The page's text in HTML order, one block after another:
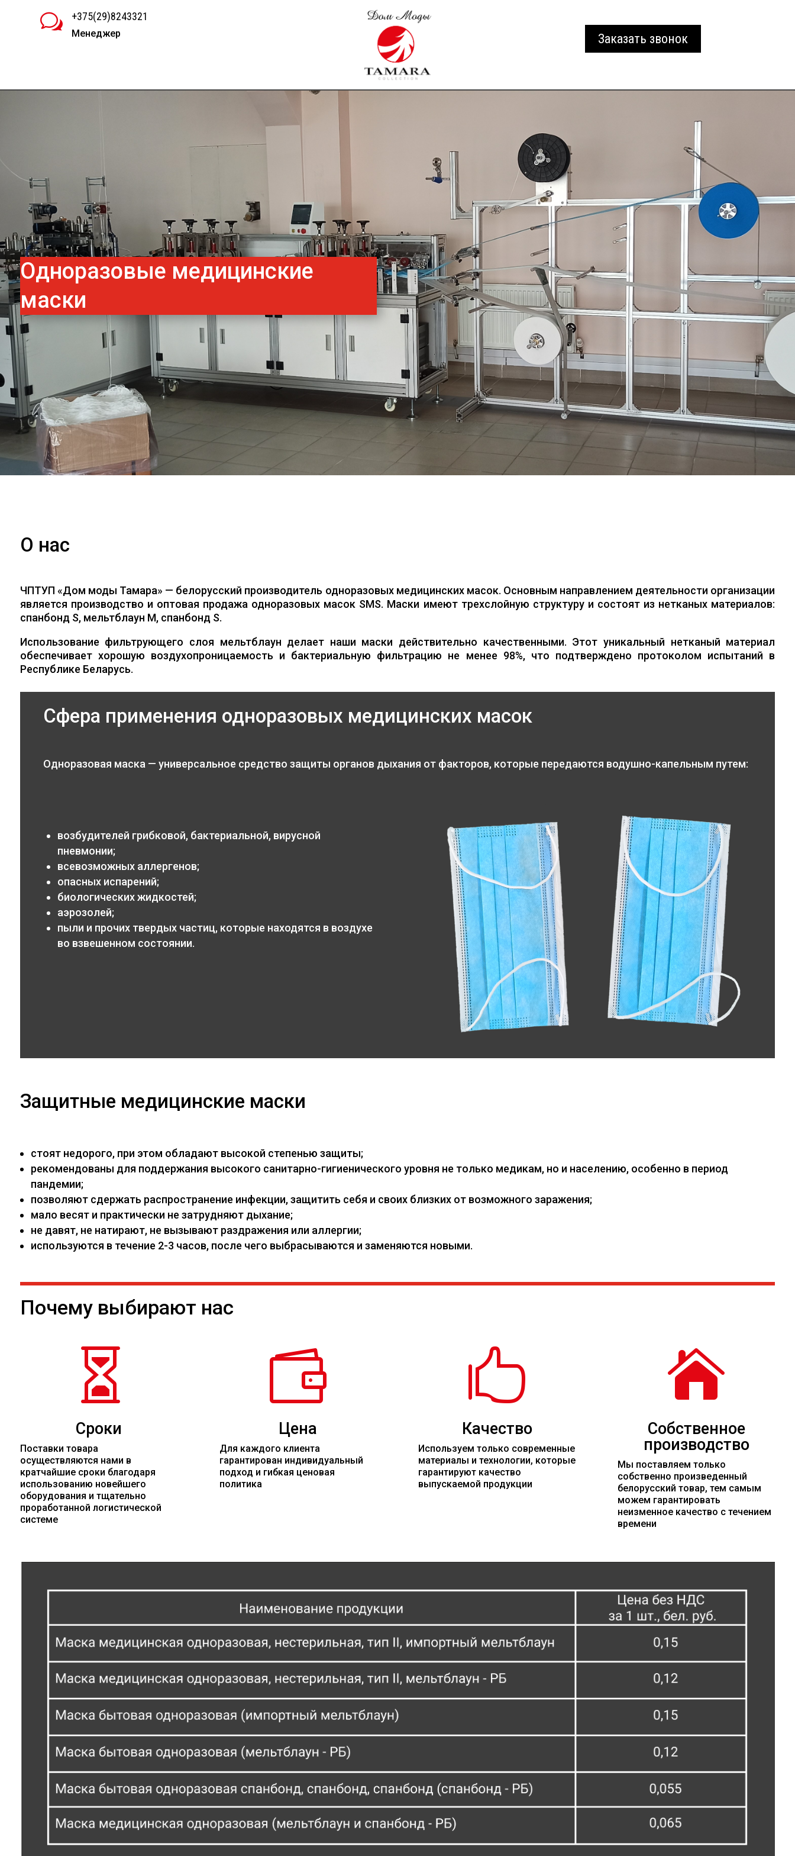
w +375(29)8243321
Менеджер Заказать звонок
Одноразовые медицинские
маски
О нас
ЧПТУП «Дом моды Тамара» — белорусский производитель одноразовых медицинских масок. Основным направлением деятельности организации
является производство и оптовая продажа одноразовых масок SMS. Маски имеют трехслойную структуру и состоят из нетканых материалов:
спанбонд S, мельтблаун M, спанбонд S.
Использование фильтрующего слоя мельтблаун делает наши маски действительно качественными. Этот уникальный нетканый материал
обеспечивает хорошую воздухопроницаемость и бактериальную фильтрацию не менее 98%, что подтверждено протоколом испытаний в
Республике Беларусь.
Сфера применения одноразовых медицинских масок
Одноразовая маска — универсальное средство защиты органов дыхания от факторов, которые передаются водушно-капельным путем:
возбудителей грибковой, бактериальной, вирусной
пневмонии;
всевозможных аллергенов;
опасных испарений;
биологических жидкостей;
аэрозолей;
пыли и прочих твердых частиц, которые находятся в воздухе
во взвешенном состоянии.
Защитные медицинские маски
стоят недорого, при этом обладают высокой степенью защиты;
рекомендованы для поддержания высокого санитарно-гигиенического уровня не только медикам, но и населению, особенно в период
пандемии;
позволяют сдержать распространение инфекции, защитить себя и своих близких от возможного заражения;
мало весят и практически не затрудняют дыхание;
не давят, не натирают, не вызывают раздражения или аллергии;
используются в течение 2-3 часов, после чего выбрасываются и заменяются новыми.
Почему выбирают нас

Сроки
Поставки товара
осуществляются нами в
кратчайшие сроки благодаря
использованию новейшего
оборудования и тщательно
проработанной логистической
системе

Цена
Для каждого клиента
гарантирован индивидуальный
подход и гибкая ценовая
политика

Качество
Используем только современные
материалы и технологии, которые
гарантируют качество
выпускаемой продукции

Собственное
производство
Мы поставляем только
собственно произведенный
белорусский товар, тем самым
можем гарантировать
неизменное качество с течением
времени